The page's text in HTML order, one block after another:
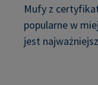
Mufy z
popularne w
jest